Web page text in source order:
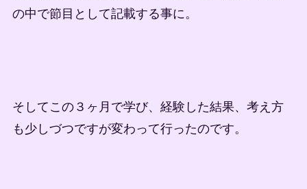
の中で節目として記載する事に。
そしてこの３ヶ月で学び、経験した結果、考え方
も少しづつですが変わって行ったのです。